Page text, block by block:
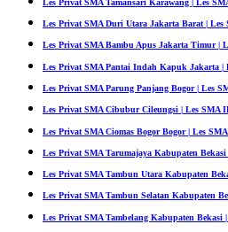
Les Privat SMA Tamansari Karawang | Les
Les Privat SMA Duri Utara Jakarta Barat | Les
Les Privat SMA Bambu Apus Jakarta Timur |
Les Privat SMA Pantai Indah Kapuk Jakarta |
Les Privat SMA Parung Panjang Bogor | Les
Les Privat SMA Cibubur Cileungsi | Les SMA
Les Privat SMA Ciomas Bogor Bogor | Les
Les Privat SMA Tarumajaya Kabupaten
Les Privat SMA Tambun Utara Kabupaten
Les Privat SMA Tambun Selatan Kabupaten
Les Privat SMA Tambelang Kabupaten Bekasi